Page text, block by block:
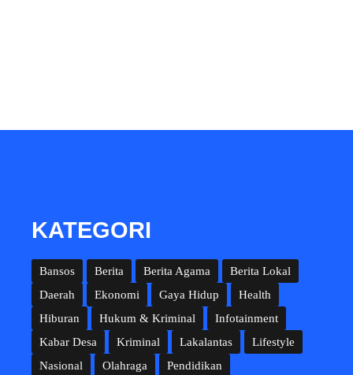
KATEGORI
Bansos Berita Berita Agama
Berita Lokal
Daerah
Ekonomi Gaya Hidup
Health
Hiburan
Hukum & Kriminal
Infotainment
Kabar Desa
Kriminal Lakalantas
Lifestyle
Nasional
Olahraga Pendidikan